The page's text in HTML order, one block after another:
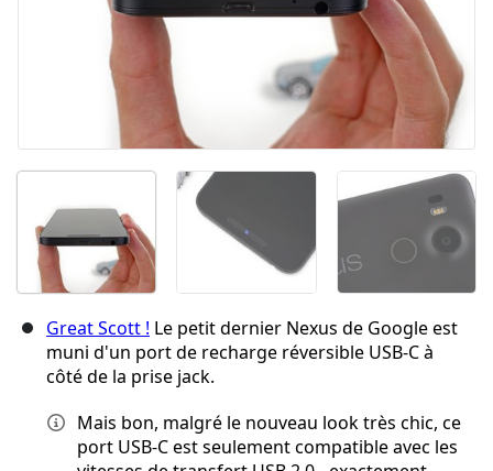
Great Scott ! Le petit dernier Nexus de Google est
muni d'un port de recharge réversible USB-C à
côté de la prise jack.
Mais bon, malgré le nouveau look très chic, ce
port USB-C est seulement compatible avec les